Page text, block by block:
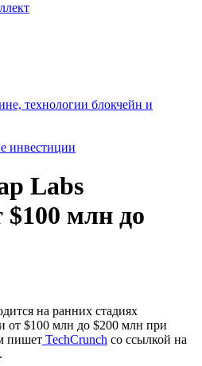
технологии блокчейн и
инвестиции
Labs
$100 млн до
на ранних стадиях
от $100 млн до $200 млн при
пишет TechCrunch со ссылкой на